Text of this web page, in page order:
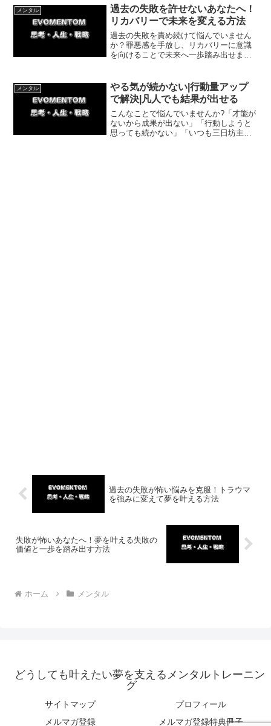
できる簡単な一歩を紹介。現状を打破し
たい方必見です。
メンタル
過去の失敗を許せないあなたへ！
リカバリーで未来を変える方法
過去の失敗を責め続けて悩んでいません
か？罪悪感を手放し、リカバリーに意識
を向けることで未来へ一歩踏み出せま
去の後悔から抜け出し、前向きな行動に
変えていきましょう。
メンタル
やる気が続かない|行動量アップ
で解決|凡人でも結果が出せる
こんなことで悩んでいませんか?「才能が
ないから成果が出ない」「行動しようと
思っても続かない」「いつも三日坊主で
過去の失敗が怖い悩みを克服！トラウマ
を強みに変えて夢を叶える方法
失敗が怖いあなたへ！夢を叶える失敗の
価値と一歩を踏み出す方法
ホーム メンタル
どうしても叶えたい夢を支えるメンタルトレーニン
グ
サイトマップ
プロフィール
メルマガ登録
メルマガ登録特典冊子